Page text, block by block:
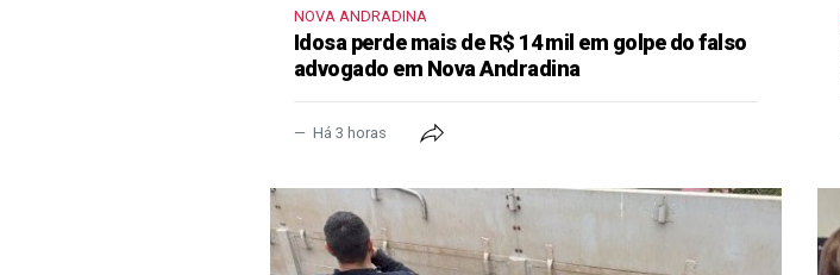
NOVA ANDRADINA
Idosa perde mais de R$ 14 mil em golpe do falso
advogado em Nova Andradina
Há 3 horas